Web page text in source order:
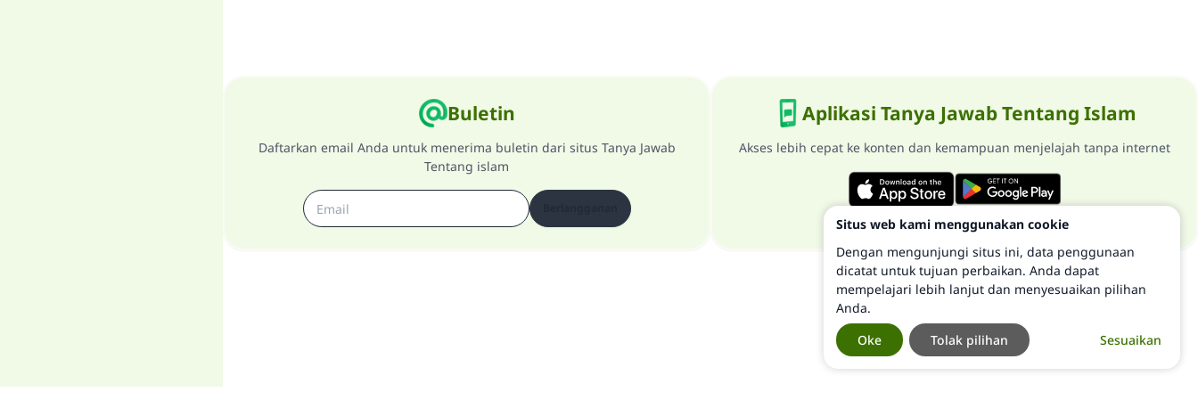
Buletin
Daftarkan email Anda untuk menerima buletin dari situs Tanya Jawab
Tentang islam
Aplikasi Tanya Jawab Tentang Islam
Akses lebih cepat ke konten dan kemampuan menjelajah tanpa internet
Situs web kami menggunakan cookie
Dengan mengunjungi situs ini, data penggunaan
dicatat untuk tujuan perbaikan. Anda dapat
mempelajari lebih lanjut dan menyesuaikan pilihan
Anda.
Sesuaikan
Tolak pilihan
Oke